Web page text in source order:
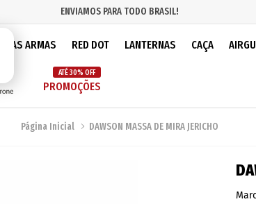
ENVIAMOS PARA TODO BRASIL!
PEÇAS ARMAS RED DOT LANTERNAS CAÇA
PROMOÇÕES
ATÉ 30% OFF
Página Inicial DAWSON MASSA DE MIRA JERICHO